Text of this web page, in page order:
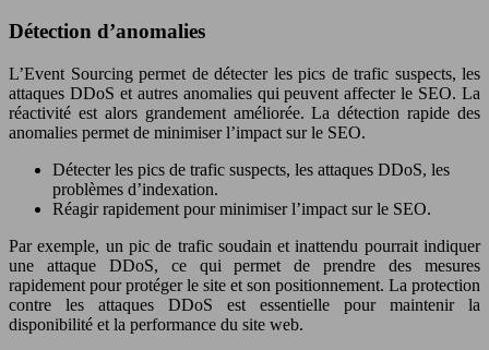
Détection d’anomalies
L’Event Sourcing permet de détecter les pics de trafic suspects, les
attaques DDoS et autres anomalies qui peuvent affecter le SEO. La
réactivité est alors grandement améliorée. La détection rapide des
anomalies permet de minimiser l’impact sur le SEO.
Détecter les pics de trafic suspects, les attaques DDoS, les
problèmes d’indexation.
Réagir rapidement pour minimiser l’impact sur le SEO.
Par exemple, un pic de trafic soudain et inattendu pourrait indiquer
une attaque DDoS, ce qui permet de prendre des mesures
rapidement pour protéger le site et son positionnement. La protection
contre les attaques DDoS est essentielle pour maintenir la
disponibilité et la performance du site web.